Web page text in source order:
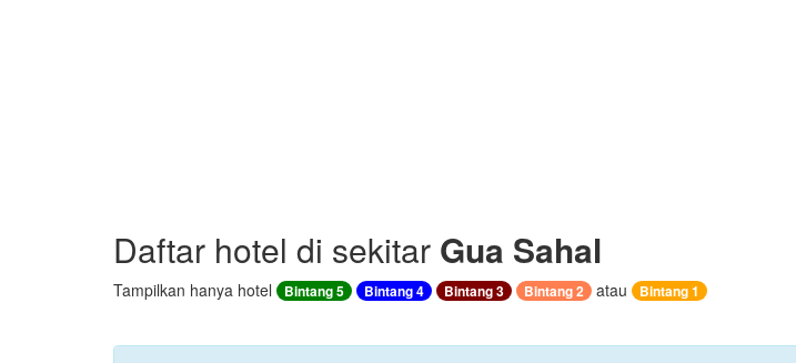
Daftar hotel di sekitar Gua Sahal
Tampilkan hanya hotel Bintang 5 Bintang 4 Bintang 3 Bintang 2 atau Bintang 1